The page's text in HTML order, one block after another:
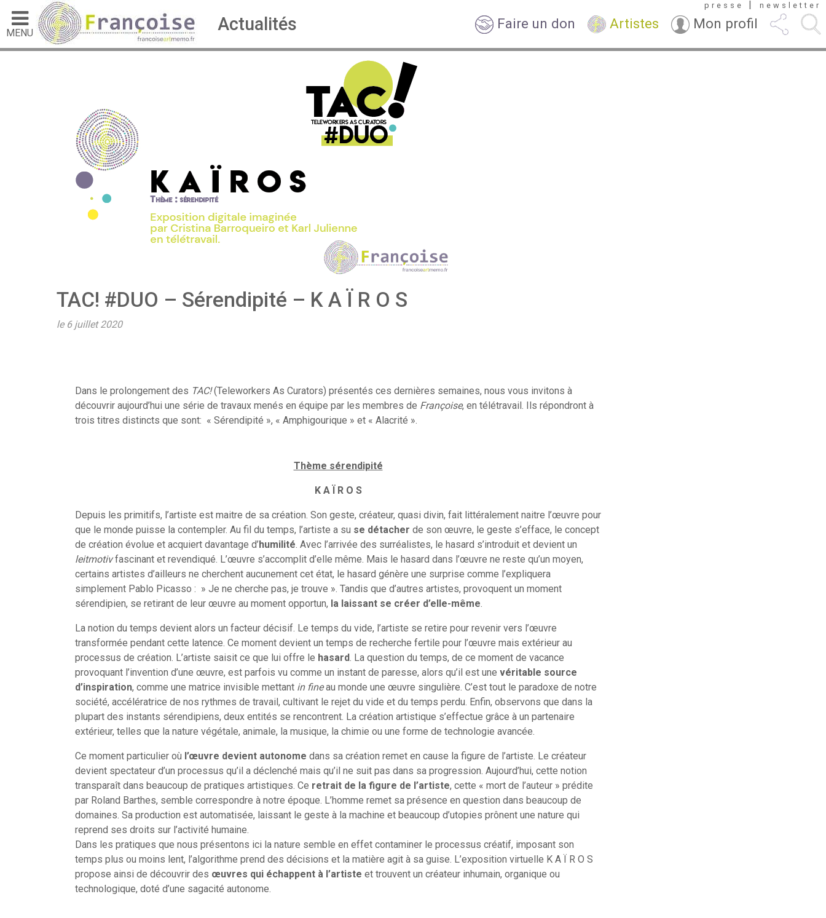
MENU Actualités Faire un don Artistes Mon profil
presse | newsletter
TAC! #DUO – Sérendipité – K A Ï R O S
le 6 juillet 2020
Dans le prolongement des TAC!(Teleworkers As Curators) présentés ces dernières semaines, nous vous invitons à
découvrir aujourd’hui une série de travaux menés en équipe par les membres de Françoise, en télétravail. Ils répondront à
trois titres distincts que sont: « Sérendipité », « Amphigourique » et « Alacrité ».
Thème sérendipité
K A Ï R O S
Depuis les primitifs, l’artiste est maitre de sa création. Son geste, créateur, quasi divin, fait littéralement naitre l’œuvre pour
que le monde puisse la contempler. Au fil du temps, l’artiste a su se détacher de son œuvre, le geste s’efface, le concept
de création évolue et acquiert davantage d’humilité. Avec l’arrivée des surréalistes, le hasard s’introduit et devient un
leitmotivfascinant et revendiqué. L’œuvre s’accomplit d’elle même. Mais le hasard dans l’œuvre ne reste qu’un moyen,
certains artistes d’ailleurs ne cherchent aucunement cet état, le hasard génère une surprise comme l’expliquera
simplement Pablo Picasso : » Je ne cherche pas, je trouve ». Tandis que d’autres artistes, provoquent un moment
sérendipien, se retirant de leur œuvre au moment opportun, la laissant se créer d’elle-même.
La notion du temps devient alors un facteur décisif. Le temps du vide, l’artiste se retire pour revenir vers l’œuvre
transformée pendant cette latence. Ce moment devient un temps de recherche fertile pour l’œuvre mais extérieur au
processus de création. L’artiste saisit ce que lui offre le hasard. La question du temps, de ce moment de vacance
provoquant l’invention d’une œuvre, est parfois vu comme un instant de paresse, alors qu’il est une véritable source
d’inspiration, comme une matrice invisible mettant in fineau monde une œuvre singulière. C’est tout le paradoxe de notre
société, accélératrice de nos rythmes de travail, cultivant le rejet du vide et du temps perdu. Enfin, observons que dans la
plupart des instants sérendipiens, deux entités se rencontrent. La création artistique s’effectue grâce à un partenaire
extérieur, telles que la nature végétale, animale, la musique, la chimie ou une forme de technologie avancée.
Ce moment particulier où l’œuvre devient autonome dans sa création remet en cause la figure de l’artiste. Le créateur
devient spectateur d’un processus qu’il a déclenché mais qu’il ne suit pas dans sa progression. Aujourd’hui, cette notion
transparaît dans beaucoup de pratiques artistiques. Ce retrait de la figure de l’artiste, cette « mort de l’auteur » prédite
par Roland Barthes, semble correspondre à notre époque. L’homme remet sa présence en question dans beaucoup de
domaines. Sa production est automatisée, laissant le geste à la machine et beaucoup d’utopies prônent une nature qui
reprend ses droits sur l’activité humaine.
Dans les pratiques que nous présentons ici la nature semble en effet contaminer le processus créatif, imposant son
temps plus ou moins lent, l’algorithme prend des décisions et la matière agit à sa guise. L’exposition virtuelle K A Ï R O S
propose ainsi de découvrir des œuvres qui échappent à l’artiste et trouvent un créateur inhumain, organique ou
technologique, doté d’une sagacité autonome.